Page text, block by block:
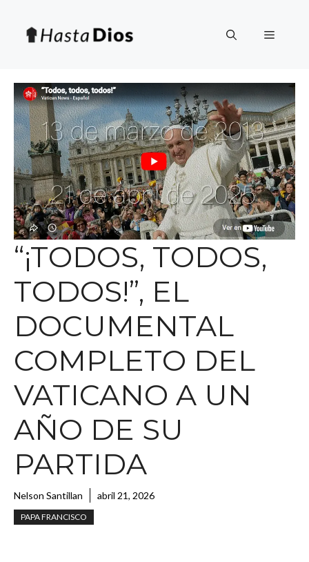
contenido
Menú
“¡TODOS, TODOS,
TODOS!”, EL
DOCUMENTAL
COMPLETO DEL
VATICANO A UN
AÑO DE SU
PARTIDA
Nelson Santillan abril 21, 2026
PAPA FRANCISCO